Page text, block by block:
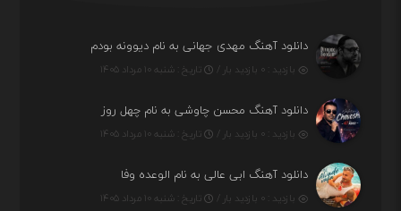
دانلود آهنگ مهدی جهانی به نام دیوونه بودم
بازدید : ۰ بازدید بار / تاریخ : شنبه ۱۰ مرداد ۱۴۰۵
دانلود آهنگ محسن چاوشی به نام چهل روز
بازدید : ۰ بازدید بار / تاریخ : شنبه ۱۰ مرداد ۱۴۰۵
دانلود آهنگ ابی عالی به نام الوعده وفا
بازدید : ۰ بازدید بار / تاریخ : شنبه ۱۰ مرداد ۱۴۰۵